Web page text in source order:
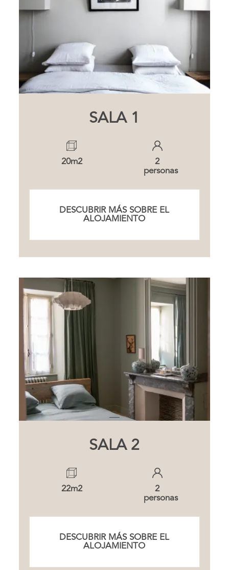
SALA 1
20m2
2
personas
DESCUBRIR MÁS SOBRE EL
ALOJAMIENTO
SALA 2
22m2
2
personas
DESCUBRIR MÁS SOBRE EL
ALOJAMIENTO